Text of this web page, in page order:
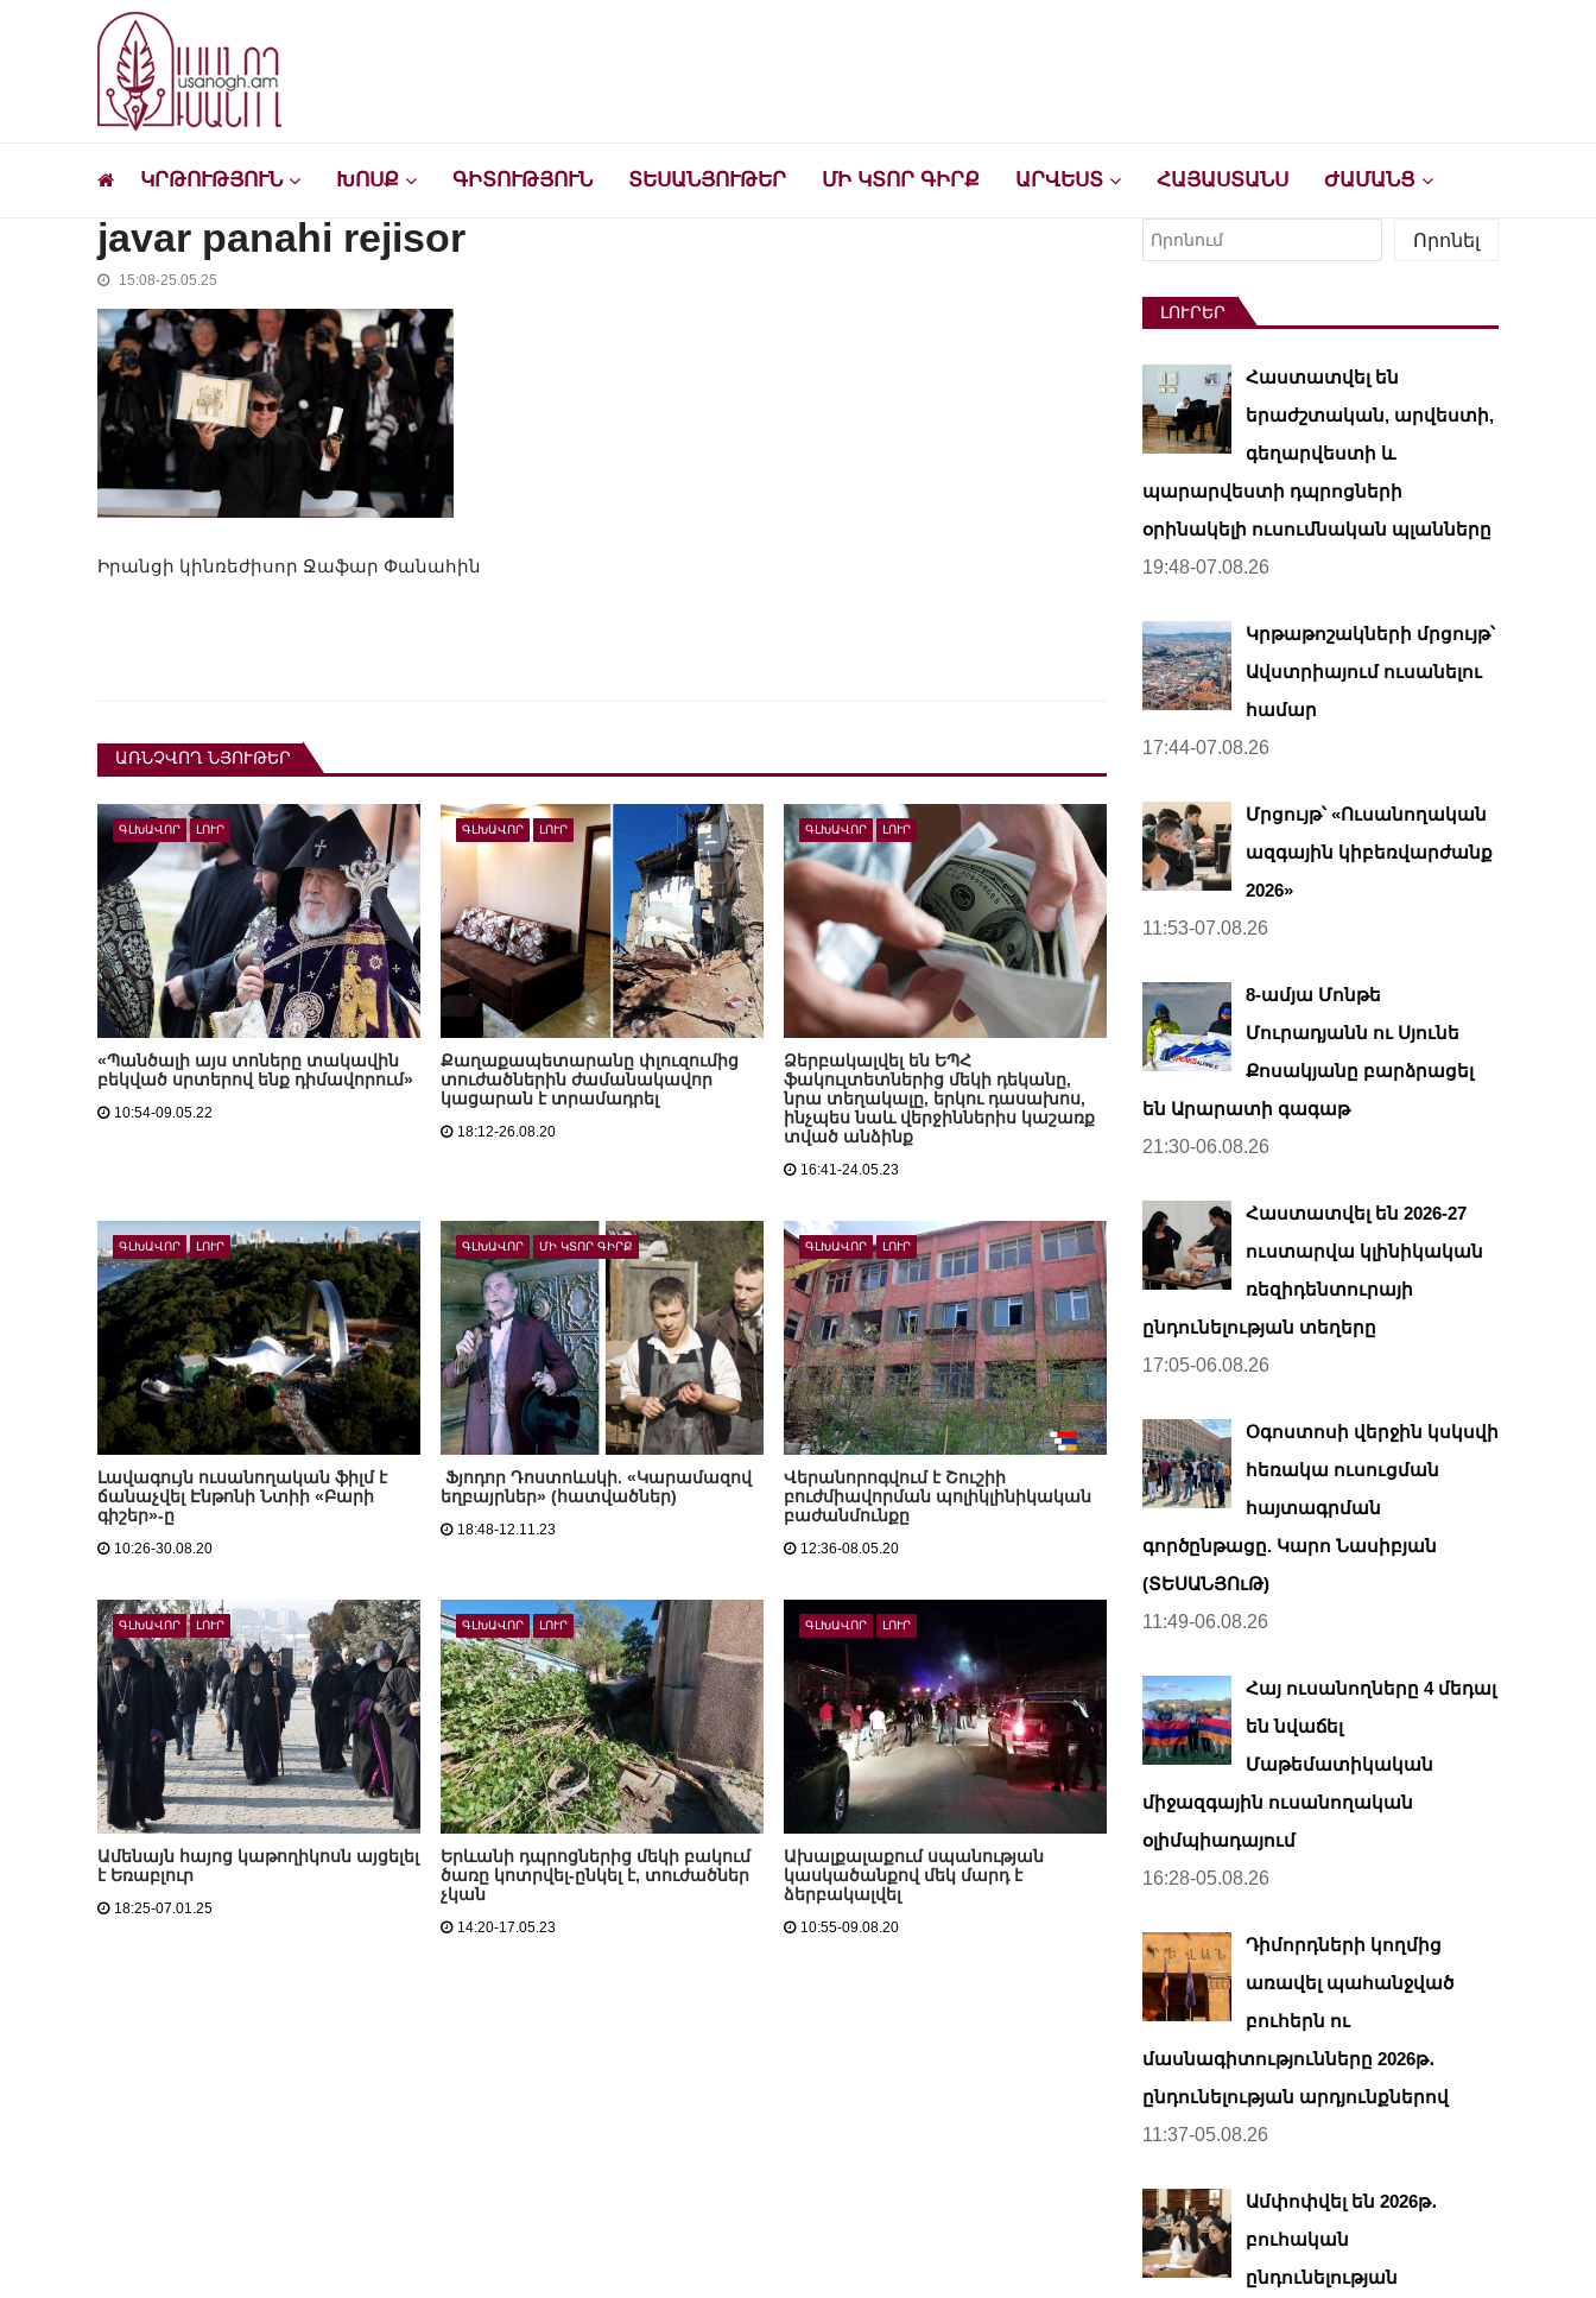
ԿՐԹՈՒԹՅՈՒՆ ԽՈՍՔ ԳԻՏՈՒԹՅՈՒՆ ՏԵՍԱՆՅՈՒԹԵՐ ՄԻ ԿՏՈՐ ԳԻՐՔ ԱՐՎԵՍՏ ՀԱՅԱՍՏԱՆՍ ԺԱՄԱՆՑ
javar panahi rejisor
15:08-25.05.25
Իրանցի կինռեժիսոր Ջաֆար Փանահին
ԱՌՆՉՎՈՂ ՆՅՈՒԹԵՐ
ԳԼԽԱՎՈՐ ԼՈՒՐ
«Պանծալի այս տոները տակավին
բեկված սրտերով ենք դիմավորում»
10:54-09.05.22
ԳԼԽԱՎՈՐ ԼՈՒՐ
Քաղաքապետարանը փլուզումից
տուժածներին ժամանակավոր
կացարան է տրամադրել
18:12-26.08.20
ԳԼԽԱՎՈՐ ԼՈՒՐ
Ձերբակալվել են ԵՊՀ
ֆակուլտետներից մեկի դեկանը,
նրա տեղակալը, երկու դասախոս,
ինչպես նաև վերջիններիս կաշառք
տված անձինք
16:41-24.05.23
ԳԼԽԱՎՈՐ ԼՈՒՐ
Լավագույն ուսանողական ֆիլմ է
ճանաչվել Էնթոնի Նտիի «Բարի
գիշեր»-ը
10:26-30.08.20
ԳԼԽԱՎՈՐ ՄԻ ԿՏՈՐ ԳԻՐՔ
Ֆյոդոր Դոստոևսկի. «Կարամազով
եղբայրներ» (հատվածներ)
18:48-12.11.23
ԳԼԽԱՎՈՐ ԼՈՒՐ
Վերանորոգվում է Շուշիի
բուժմիավորման պոլիկլինիկական
բաժանմունքը
12:36-08.05.20
ԳԼԽԱՎՈՐ ԼՈՒՐ
Ամենայն հայոց կաթողիկոսն այցելել
է Եռաբլուր
18:25-07.01.25
ԳԼԽԱՎՈՐ ԼՈՒՐ
Երևանի դպրոցներից մեկի բակում
ծառը կոտրվել-ընկել է, տուժածներ
չկան
14:20-17.05.23
ԳԼԽԱՎՈՐ ԼՈՒՐ
Ախալքալաքում սպանության
կասկածանքով մեկ մարդ է
ձերբակալվել
10:55-09.08.20
Որոնել
Որոնել
ԼՈՒՐԵՐ
Հաստատվել են
երաժշտական, արվեստի,
գեղարվեստի և
պարարվեստի դպրոցների
օրինակելի ուսումնական պլանները
19:48-07.08.26
Կրթաթոշակների մրցույթ՝
Ավստրիայում ուսանելու
համար
17:44-07.08.26
Մրցույթ՝ «Ուսանողական
ազգային կիբեռվարժանք
2026»
11:53-07.08.26
8-ամյա Մոնթե
Մուրադյանն ու Սյունե
Քոսակյանը բարձրացել
են Արարատի գագաթ
21:30-06.08.26
Հաստատվել են 2026-27
ուստարվա կլինիկական
ռեզիդենտուրայի
ընդունելության տեղերը
17:05-06.08.26
Օգոստոսի վերջին կսկսվի
հեռակա ուսուցման
հայտագրման
գործընթացը. Կարո Նասիբյան
(ՏԵՍԱՆՅՈւԹ)
11:49-06.08.26
Հայ ուսանողները 4 մեդալ
են նվաճել
Մաթեմատիկական
միջազգային ուսանողական
օլիմպիադայում
16:28-05.08.26
Դիմորդների կողմից
առավել պահանջված
բուհերն ու
մասնագիտությունները 2026թ․
ընդունելության արդյունքներով
11:37-05.08.26
Ամփոփվել են 2026թ․
բուհական
ընդունելության